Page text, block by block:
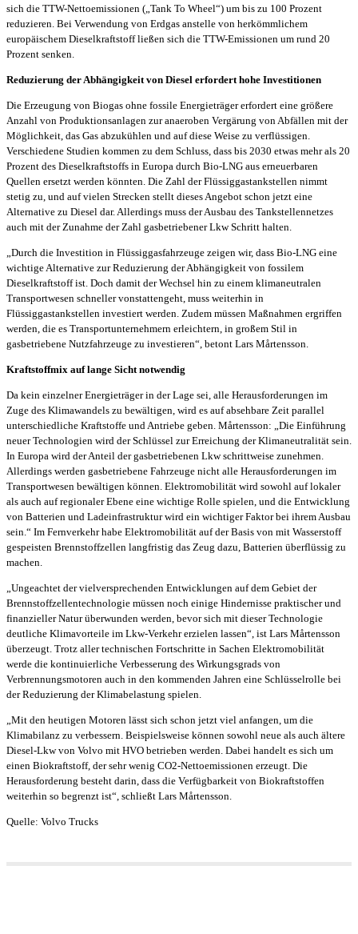
sich die TTW-Nettoemissionen („Tank To Wheel“) um bis zu 100 Prozent
reduzieren. Bei Verwendung von Erdgas anstelle von herkömmlichem
europäischem Dieselkraftstoff ließen sich die TTW-Emissionen um rund 20
Prozent senken.
Reduzierung der Abhängigkeit von Diesel erfordert hohe Investitionen
Die Erzeugung von Biogas ohne fossile Energieträger erfordert eine größere
Anzahl von Produktionsanlagen zur anaeroben Vergärung von Abfällen mit der
Möglichkeit, das Gas abzukühlen und auf diese Weise zu verflüssigen.
Verschiedene Studien kommen zu dem Schluss, dass bis 2030 etwas mehr als 20
Prozent des Dieselkraftstoffs in Europa durch Bio-LNG aus erneuerbaren
Quellen ersetzt werden könnten. Die Zahl der Flüssiggastankstellen nimmt
stetig zu, und auf vielen Strecken stellt dieses Angebot schon jetzt eine
Alternative zu Diesel dar. Allerdings muss der Ausbau des Tankstellennetzes
auch mit der Zunahme der Zahl gasbetriebener Lkw Schritt halten.
„Durch die Investition in Flüssiggasfahrzeuge zeigen wir, dass Bio-LNG eine
wichtige Alternative zur Reduzierung der Abhängigkeit von fossilem
Dieselkraftstoff ist. Doch damit der Wechsel hin zu einem klimaneutralen
Transportwesen schneller vonstattengeht, muss weiterhin in
Flüssiggastankstellen investiert werden. Zudem müssen Maßnahmen ergriffen
werden, die es Transportunternehmern erleichtern, in großem Stil in
gasbetriebene Nutzfahrzeuge zu investieren“, betont Lars Mårtensson.
Kraftstoffmix auf lange Sicht notwendig
Da kein einzelner Energieträger in der Lage sei, alle Herausforderungen im
Zuge des Klimawandels zu bewältigen, wird es auf absehbare Zeit parallel
unterschiedliche Kraftstoffe und Antriebe geben. Mårtensson: „Die Einführung
neuer Technologien wird der Schlüssel zur Erreichung der Klimaneutralität sein.
In Europa wird der Anteil der gasbetriebenen Lkw schrittweise zunehmen.
Allerdings werden gasbetriebene Fahrzeuge nicht alle Herausforderungen im
Transportwesen bewältigen können. Elektromobilität wird sowohl auf lokaler
als auch auf regionaler Ebene eine wichtige Rolle spielen, und die Entwicklung
von Batterien und Ladeinfrastruktur wird ein wichtiger Faktor bei ihrem Ausbau
sein.“ Im Fernverkehr habe Elektromobilität auf der Basis von mit Wasserstoff
gespeisten Brennstoffzellen langfristig das Zeug dazu, Batterien überflüssig zu
machen.
„Ungeachtet der vielversprechenden Entwicklungen auf dem Gebiet der
Brennstoffzellentechnologie müssen noch einige Hindernisse praktischer und
finanzieller Natur überwunden werden, bevor sich mit dieser Technologie
deutliche Klimavorteile im Lkw-Verkehr erzielen lassen“, ist Lars Mårtensson
überzeugt. Trotz aller technischen Fortschritte in Sachen Elektromobilität
werde die kontinuierliche Verbesserung des Wirkungsgrads von
Verbrennungsmotoren auch in den kommenden Jahren eine Schlüsselrolle bei
der Reduzierung der Klimabelastung spielen.
„Mit den heutigen Motoren lässt sich schon jetzt viel anfangen, um die
Klimabilanz zu verbessern. Beispielsweise können sowohl neue als auch ältere
Diesel-Lkw von Volvo mit HVO betrieben werden. Dabei handelt es sich um
einen Biokraftstoff, der sehr wenig CO2-Nettoemissionen erzeugt. Die
Herausforderung besteht darin, dass die Verfügbarkeit von Biokraftstoffen
weiterhin so begrenzt ist“, schließt Lars Mårtensson.
Quelle: Volvo Trucks